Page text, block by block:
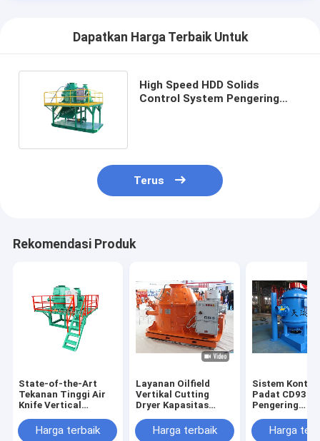
Dapatkan Harga Terbaik Untuk
High Speed ​​HDD Solids
Control System Pengering
Terus
Rekomendasi Produk
State-of-the-Art
Tekanan Tinggi Air
Knife Vertical
900r/Min Kecepatan
Rotasi: Ultimate
Harga terbaik
Layanan Oilfield
Vertikal Cutting
Dryer Kapasitas
pendinginan minyak
independen
Harga terbaik
Sistem
Padat CD930C
Pengering
Efisiensi
Harga